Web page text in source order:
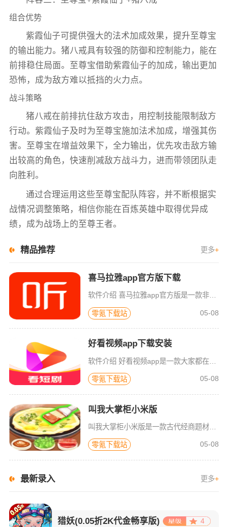
组合优势
紫霞仙子可提供强大的法术加成效果，提升至尊宝
的输出能力。猪八戒具有较强的防御和控制能力，能在
前排稳住局面。至尊宝借助紫霞仙子的加成，输出更加
恐怖，成为敌方难以抵挡的火力点。
战斗策略
猪八戒在前排抗住敌方攻击，用控制技能限制敌方
行动。紫霞仙子及时为至尊宝施加法术加成，增强其伤
害。至尊宝在增益效果下，全力输出，优先攻击敌方输
出较高的角色，快速削减敌方战斗力，进而带领团队走
向胜利。
通过合理运用这些至尊宝配队阵容，并不断根据实
战情况调整策略，相信你能在百炼英雄中取得优异成
绩，成为战场上的至尊王者。
精品推荐 更多+
喜马拉雅app官方版下载
软件介绍 喜马拉雅app官方版是一款非常受欢迎的听书平台，软件内提供了海量的书籍小说，《玫瑰的故事》、《张
零氪下载站 05-08
好看视频app下载安装
软件介绍 好看视频app是一款大家都在用的短视频播放平台，这里面有着海量的视频内容，涵盖了国产动漫、恶搞整
零氪下载站 05-08
叫我大掌柜小米版
叫我大掌柜小米版是一款古代经商题材的模拟经营手游，此次小编带来的小米版玩家可以使用自己的小米账号一键登录，上线即可领取专属小米礼包，还有大量福利供玩家领取，别提多爽了。游戏玩法简单有趣，主要以模拟经营
零氪下载站 05-08
最新录入 更多+
猎妖(0.05折2K代金畅享版)
4